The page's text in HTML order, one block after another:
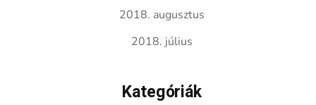
2018. augusztus
2018. július
Kategóriák